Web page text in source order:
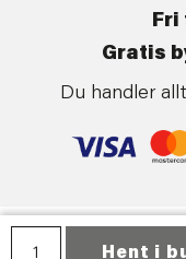
Hent i
Fri
Gratis
Du handler
Personvern|